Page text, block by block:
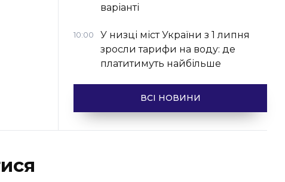
варіанті
10:00
У низці міст України з 1 липня
зросли тарифи на воду: де
платитимуть найбільше
ВСІ НОВИНИ